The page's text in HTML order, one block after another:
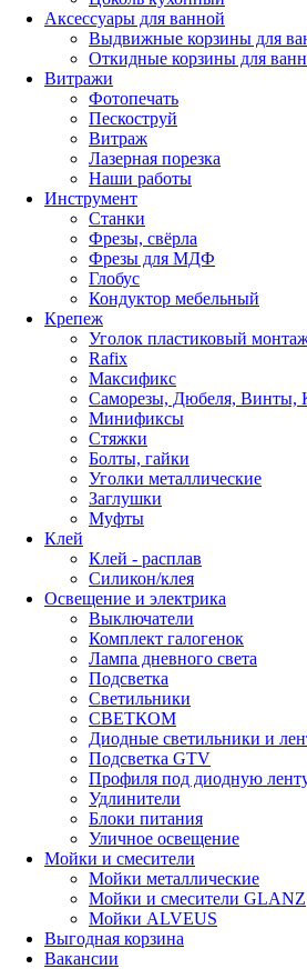
Аксессуары для ванной
Выдвижные корзины для
Откидные корзины для
Витражи
Фотопечать
Пескоструй
Витраж
Лазерная порезка
Наши работы
Инструмент
Станки
Фрезы, свёрла
Фрезы для МДФ
Глобус
Кондуктор мебельный
Крепеж
Уголок пластиковый
Rafix
Максификс
Саморезы, Дюбеля, Винты,
Минификсы
Стяжки
Болты, гайки
Уголки металлические
Заглушки
Муфты
Клей
Клей - расплав
Силикон/клея
Освещение и электрика
Выключатели
Комплект галогенок
Лампа дневного света
Подсветка
Светильники
СВЕТКОМ
Диодные светильники и
Подсветка GTV
Профиля под диодную
Удлинители
Блоки питания
Уличное освещение
Мойки и смесители
Мойки металлические
Мойки и смесители GLANZ
Мойки ALVEUS
Выгодная корзина
Вакансии